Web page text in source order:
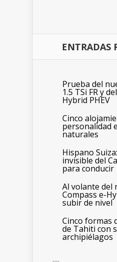
ENTRADAS
Prueba del
1.5 TSi FR y
Hybrid PHEV
Cinco
personalidad
naturales
Hispano
invisible del
para conducir
Al volante del
Compass e-
subir de nivel
Cinco formas
de Tahiti con
archipiélagos